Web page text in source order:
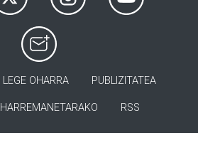
LEGE OHARRA PUBLIZITATEA
HARREMANETARAKO RSS